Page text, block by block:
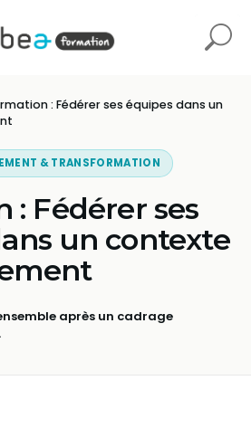
: Fédérer ses équipes dans un
& TRANSFORMATION
: Fédérer ses
un contexte
après un cadrage